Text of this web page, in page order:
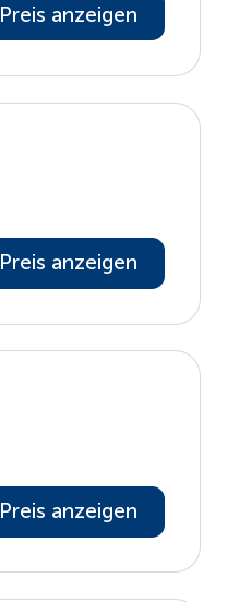
Preis anzeigen
Preis anzeigen
Preis anzeigen